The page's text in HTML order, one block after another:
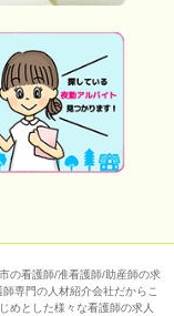
の看護師/准看護師/助産師の求
専門の人材紹介会社だからこ
めとした様々な看護師の求人